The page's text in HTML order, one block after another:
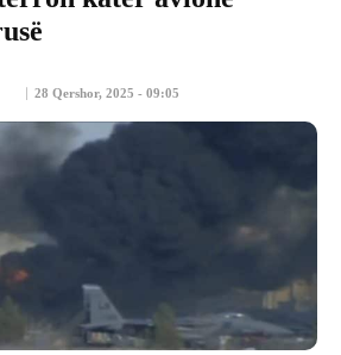
28 Qershor, 2025 - 09:05